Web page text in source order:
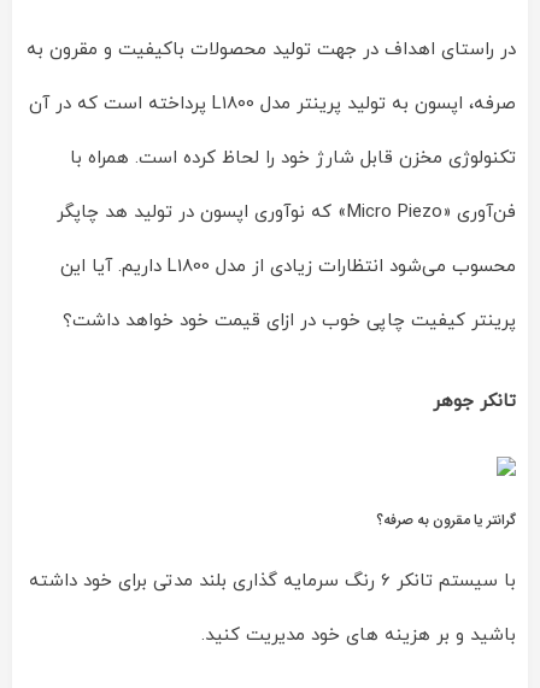
در راستای اهداف در جهت تولید محصولات با‌کیفیت و مقرون به
صرفه، اپسون به تولید پرینتر مدل L1800 پرداخته است که در آن
تکنولوژی مخزن قابل شارژ خود را لحاظ کرده است. همراه با
فن‌آوری «Micro Piezo» که نوآوری اپسون در تولید هد چاپگر
محسوب می‌شود انتظارات زیادی از مدل L1800 داریم. آیا این
پرینتر کیفیت چاپی خوب در ازای قیمت خود خواهد داشت؟
تانکر جوهر
گرانتر یا مقرون به صرفه؟
با سیستم تانکر 6 رنگ سرمایه گذاری بلند مدتی برای خود داشته
باشید و بر هزینه های خود مدیریت کنید.